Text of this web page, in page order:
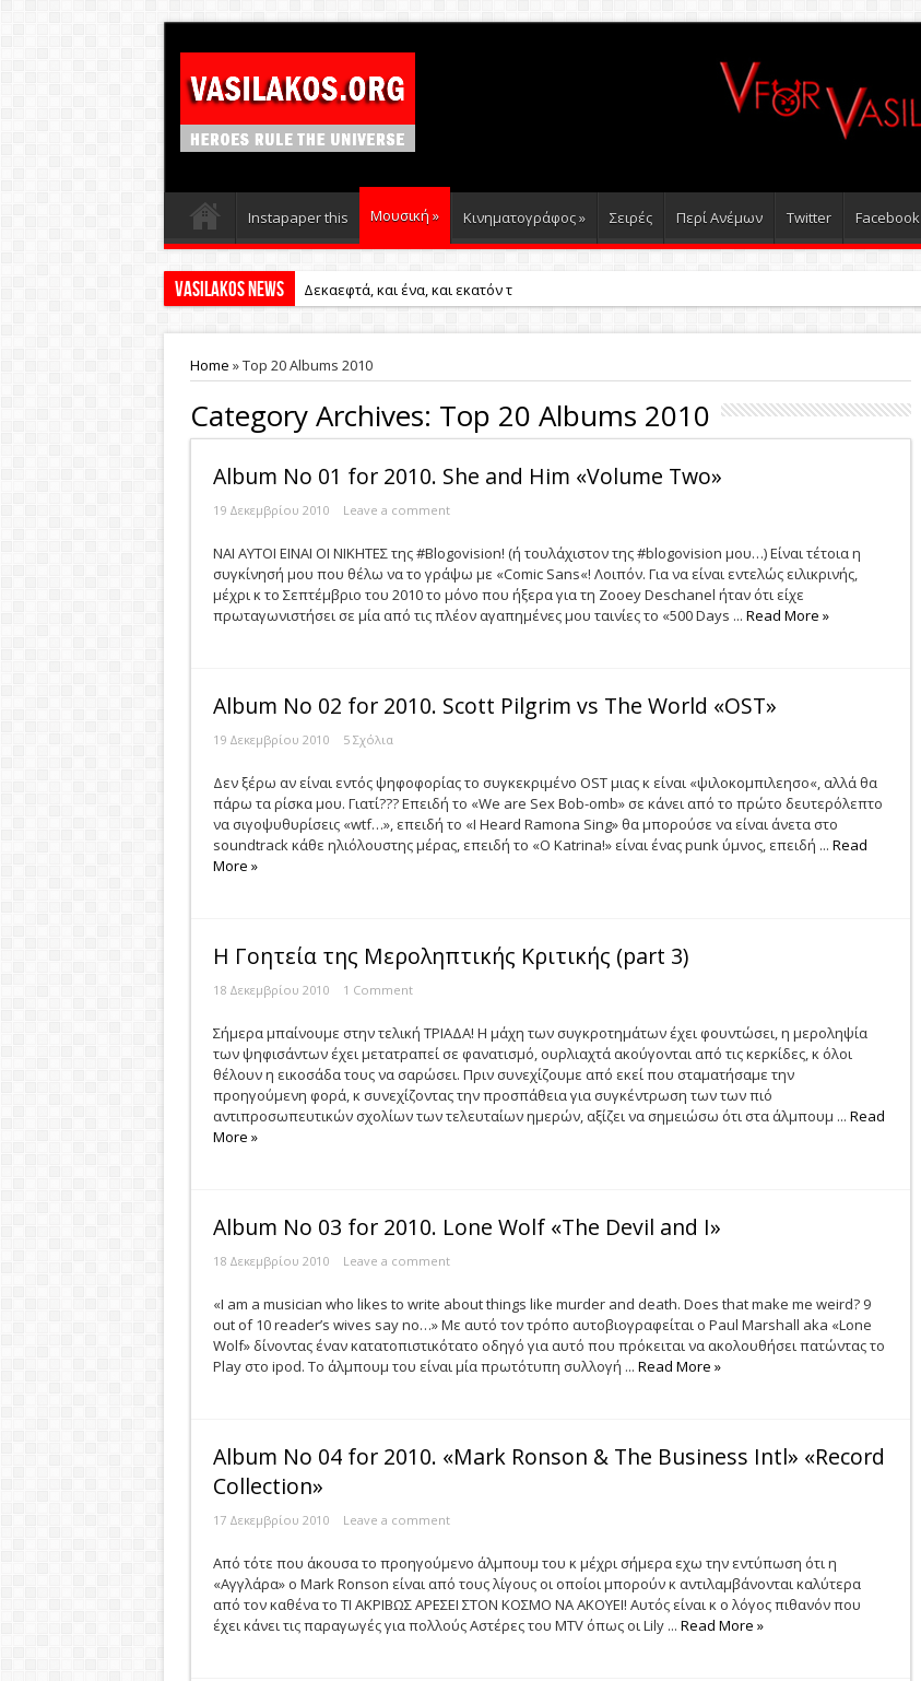
Instapaper this Μουσική» Κινηματογράφος» Σειρές Περί Ανέμων Τwitter Facebook
Vasilakos News Δεκαεφτά, και ένα, και εκατόν τριάντα τέσσερα βιβλία για το 2024
Home »Top 20 Albums 2010
Category Archives: Top 20 Albums 2010
Album No 01 for 2010. She and Him «Volume Two»
19 Δεκεμβρίου 2010 Leave a comment
ΝΑΙ ΑΥΤΟΙ ΕΙΝΑΙ ΟΙ ΝΙΚΗΤΕΣ της #Blogovision! (ή τουλάχιστον της #blogovision μου…) Είναι τέτοια η
συγκίνησή μου που θέλω να το γράψω με «Comic Sans«! Λοιπόν. Για να είναι εντελώς ειλικρινής,
μέχρι κ το Σεπτέμβριο του 2010 το μόνο που ήξερα για τη Zooey Deschanel ήταν ότι είχε
πρωταγωνιστήσει σε μία από τις πλέον αγαπημένες μου ταινίες το «500 Days ... Read More »
Album No 02 for 2010. Scott Pilgrim vs The World «OST»
19 Δεκεμβρίου 2010 5 Σχόλια
Δεν ξέρω αν είναι εντός ψηφοφορίας το συγκεκριμένο OST μιας κ είναι «ψιλοκομπιλεησο«, αλλά θα
πάρω τα ρίσκα μου. Γιατί??? Επειδή το «We are Sex Bob-omb» σε κάνει από το πρώτο δευτερόλεπτο
να σιγοψυθυρίσεις «wtf…», επειδή το «Ι Ηeard Ramona Sing» θα μπορούσε να είναι άνετα στο
soundtrack κάθε ηλιόλουστης μέρας, επειδή το «Ο Κatrina!» είναι ένας punk ύμνος, επειδή ... Read
More »
H Γοητεία της Μεροληπτικής Κριτικής (part 3)
18 Δεκεμβρίου 2010 1 Comment
Σήμερα μπαίνουμε στην τελική ΤΡΙΑΔΑ! Η μάχη των συγκροτημάτων έχει φουντώσει, η μεροληψία
των ψηφισάντων έχει μετατραπεί σε φανατισμό, ουρλιαχτά ακούγονται από τις κερκίδες, κ όλοι
θέλουν η εικοσάδα τους να σαρώσει. Πριν συνεχίζουμε από εκεί που σταματήσαμε την
προηγούμενη φορά, κ συνεχίζοντας την προσπάθεια για συγκέντρωση των των πιό
αντιπροσωπευτικών σχολίων των τελευταίων ημερών, αξίζει να σημειώσω ότι στα άλμπουμ ... Read
More »
Album No 03 for 2010. Lone Wolf «The Devil and I»
18 Δεκεμβρίου 2010 Leave a comment
«I am a musician who likes to write about things like murder and death. Does that make me weird? 9
out of 10 reader’s wives say no…» Με αυτό τον τρόπο αυτοβιογραφείται ο Paul Marshall aka «Lone
Wolf» δίνοντας έναν κατατοπιστικότατο οδηγό για αυτό που πρόκειται να ακολουθήσει πατώντας το
Play στο ipod. Το άλμπουμ του είναι μία πρωτότυπη συλλογή ... Read More »
Album No 04 for 2010. «Mark Ronson & The Business Intl» «Record
Collection»
17 Δεκεμβρίου 2010 Leave a comment
Από τότε που άκουσα το προηγούμενο άλμπουμ του κ μέχρι σήμερα εχω την εντύπωση ότι η
«Αγγλάρα» ο Mark Ronson είναι από τους λίγους οι οποίοι μπορούν κ αντιλαμβάνονται καλύτερα
από τον καθένα το ΤΙ ΑΚΡΙΒΩΣ ΑΡΕΣΕΙ ΣΤΟΝ ΚΟΣΜΟ ΝΑ ΑΚΟΥΕΙ! Αυτός είναι κ ο λόγος πιθανόν που
έχει κάνει τις παραγωγές για πολλούς Αστέρες του MTV όπως οι Lily ... Read More »